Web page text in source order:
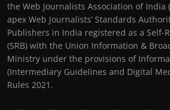
the Web Journalists Association of India
apex Web Journalists’ Standards
Publishers in India registered as a Self-
(SRB) with the Union Information &
Ministry under the provisions of
(Intermediary Guidelines and Digital
Rules 2021.